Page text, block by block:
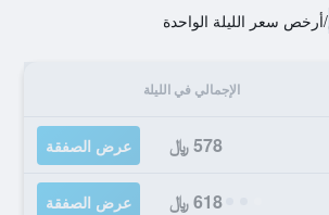
/أرخص سعر الليلة الواحدة
الإجمالي في الليلة
578 ﷼ عرض الصفقة
618 ﷼ عرض الصفقة